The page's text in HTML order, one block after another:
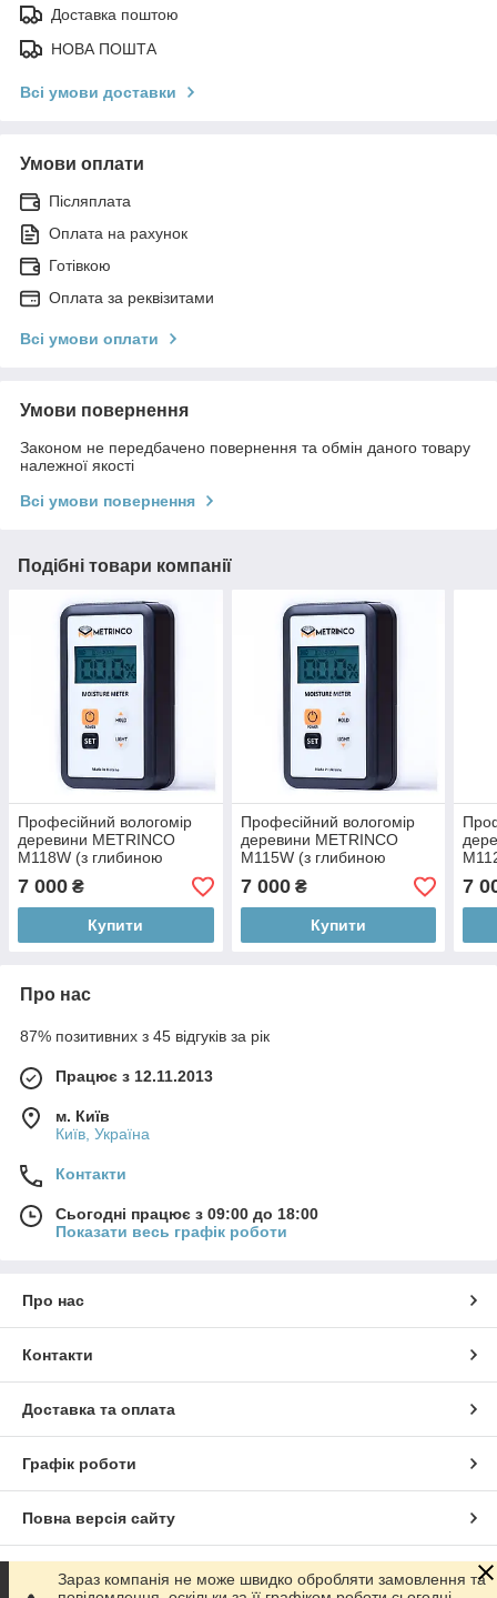
Доставка поштою
НОВА ПОШТА
Всі умови доставки
Умови оплати
Післяплата
Оплата на рахунок
Готівкою
Оплата за реквізитами
Всі умови оплати
Умови повернення
Законом не передбачено повернення та обмін даного товару
належної якості
Всі умови повернення
Подібні товари компанії
Професійний вологомір
деревини METRINCO
M118W (з глибиною
проникнення 8 мм)
7 000 ₴
Купити
Професійний вологомір
деревини METRINCO
M115W (з глибиною
проникнення 15 мм)
7 000₴
Купити
7
Про нас
87% позитивних з 45 відгуків за рік
Працює з 12.11.2013
м. Київ
Київ, Україна
Контакти
Сьогодні працює з 09:00 до 18:00
Показати весь графік роботи
Про нас
Контакти
Доставка та оплата
Графік роботи
Повна версія сайту
Сайт створено на маркетплейсіProm.ua
Зараз компанія не може швидко обробляти замовлення та